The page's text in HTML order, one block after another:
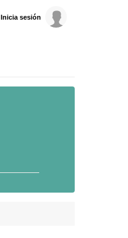
Inicia sesión